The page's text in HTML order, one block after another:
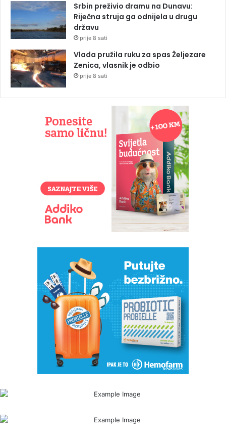
Srbin preživio dramu na Dunavu:
Riječna struja ga odnijela u drugu
državu
prije 8 sati
Vlada pružila ruku za spas Željezare
Zenica, vlasnik je odbio
prije 8 sati